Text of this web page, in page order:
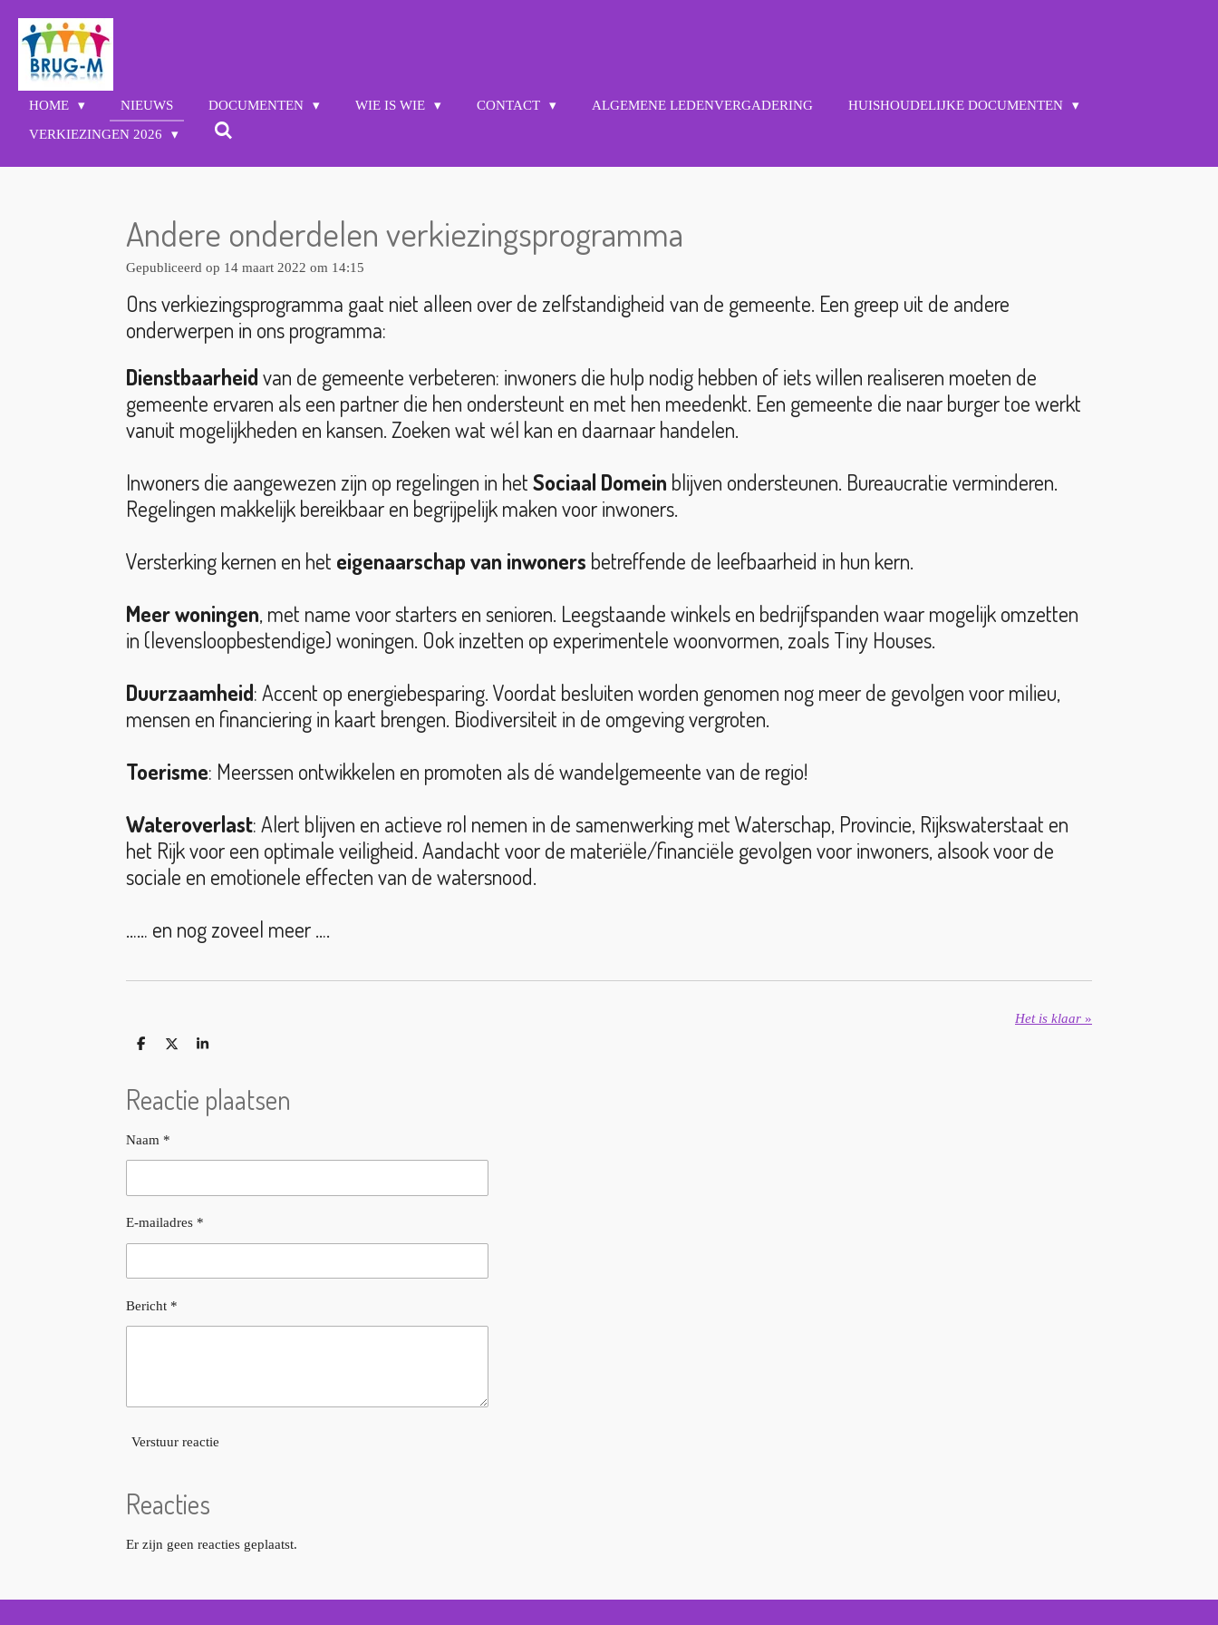
Ga
direct
naar
hoofdinhoud
HOME NIEUWS DOCUMENTEN WIE IS WIE CONTACT ALGEMENE LEDENVERGADERING
HUISHOUDELIJKE DOCUMENTEN
VERKIEZINGEN 2026
Andere onderdelen verkiezingsprogramma
Gepubliceerd op 14 maart 2022 om 14:15
Ons verkiezingsprogramma gaat niet alleen over de zelfstandigheid van de gemeente. Een greep uit de andere
onderwerpen in ons programma:
Dienstbaarheid van de gemeente verbeteren: inwoners die hulp nodig hebben of iets willen realiseren moeten de
gemeente ervaren als een partner die hen ondersteunt en met hen meedenkt. Een gemeente die naar burger toe werkt
vanuit mogelijkheden en kansen. Zoeken wat wél kan en daarnaar handelen.
Inwoners die aangewezen zijn op regelingen in het Sociaal Domein blijven ondersteunen. Bureaucratie verminderen.
Regelingen makkelijk bereikbaar en begrijpelijk maken voor inwoners.
Versterking kernen en het eigenaarschap van inwoners betreffende de leefbaarheid in hun kern.
Meer woningen, met name voor starters en senioren. Leegstaande winkels en bedrijfspanden waar mogelijk omzetten
in (levensloopbestendige) woningen. Ook inzetten op experimentele woonvormen, zoals Tiny Houses.
Duurzaamheid: Accent op energiebesparing. Voordat besluiten worden genomen nog meer de gevolgen voor milieu,
mensen en financiering in kaart brengen. Biodiversiteit in de omgeving vergroten.
Toerisme: Meerssen ontwikkelen en promoten als dé wandelgemeente van de regio!
Wateroverlast: Alert blijven en actieve rol nemen in de samenwerking met Waterschap, Provincie, Rijkswaterstaat en
het Rijk voor een optimale veiligheid. Aandacht voor de materiële/financiële gevolgen voor inwoners, alsook voor de
sociale en emotionele effecten van de watersnood.
…… en nog zoveel meer ….
Het is klaar »
D
n
D
S
Reactie plaatsen
Naam *
E-mailadres *
Bericht *
Verstuur reactie
Reacties
Er zijn geen reacties geplaatst.